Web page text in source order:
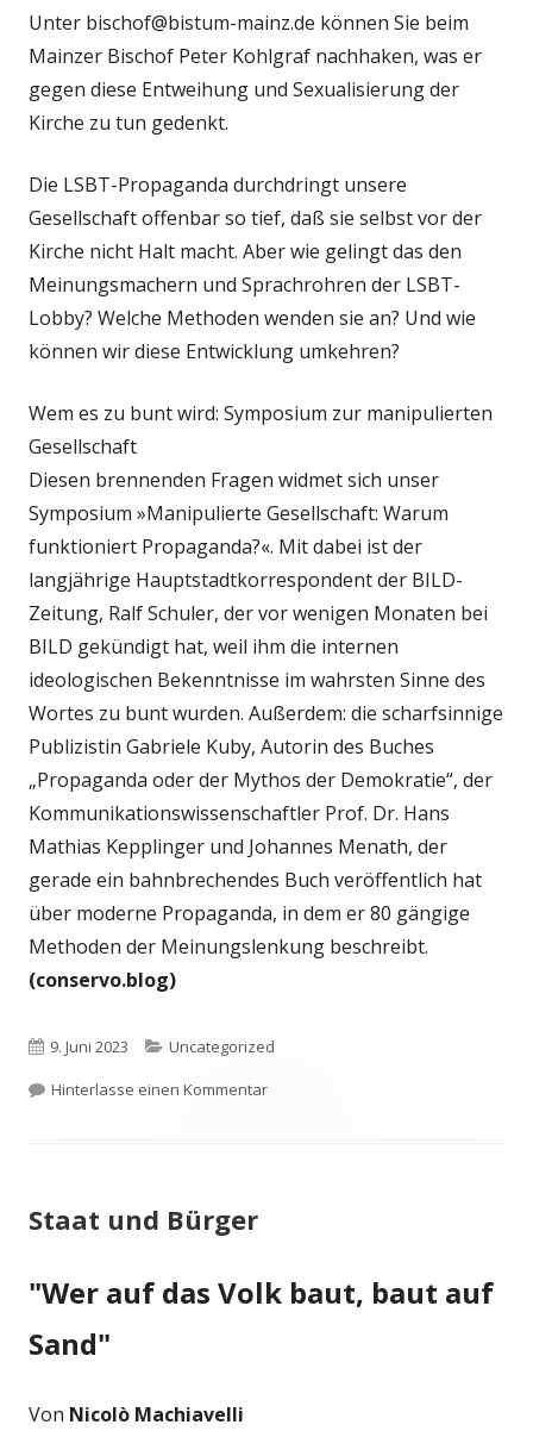
Unter bischof@bistum-mainz.de können Sie beim
Mainzer Bischof Peter Kohlgraf nachhaken, was er
gegen diese Entweihung und Sexualisierung der
Kirche zu tun gedenkt.
Die LSBT-Propaganda durchdringt unsere
Gesellschaft offenbar so tief, daß sie selbst vor der
Kirche nicht Halt macht. Aber wie gelingt das den
Meinungsmachern und Sprachrohren der LSBT-
Lobby? Welche Methoden wenden sie an? Und wie
können wir diese Entwicklung umkehren?
Wem es zu bunt wird: Symposium zur manipulierten
Gesellschaft
Diesen brennenden Fragen widmet sich unser
Symposium »Manipulierte Gesellschaft: Warum
funktioniert Propaganda?«. Mit dabei ist der
langjährige Hauptstadtkorrespondent der BILD-
Zeitung, Ralf Schuler, der vor wenigen Monaten bei
BILD gekündigt hat, weil ihm die internen
ideologischen Bekenntnisse im wahrsten Sinne des
Wortes zu bunt wurden. Außerdem: die scharfsinnige
Publizistin Gabriele Kuby, Autorin des Buches
„Propaganda oder der Mythos der Demokratie“, der
Kommunikationswissenschaftler Prof. Dr. Hans
Mathias Kepplinger und Johannes Menath, der
gerade ein bahnbrechendes Buch veröffentlich hat
über moderne Propaganda, in dem er 80 gängige
Methoden der Meinungslenkung beschreibt.
(conservo.blog)
Veröffentlicht
am
9. Juni 2023 Kategorien
Uncategorized
Hinterlasse einen Kommentarzu Altarraum als Bühne
Staat und Bürger
"Wer auf das Volk baut, baut auf
Sand"
Von Nicolò Machiavelli